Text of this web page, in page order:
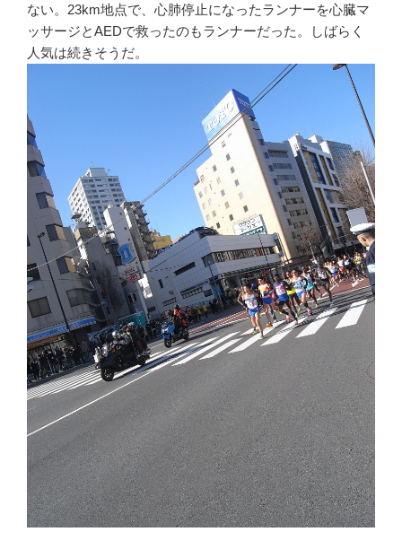
ない。23km地点で、心肺停止になったランナーを心臓マ
ッサージとAEDで救ったのもランナーだった。しばらく
人気は続きそうだ。